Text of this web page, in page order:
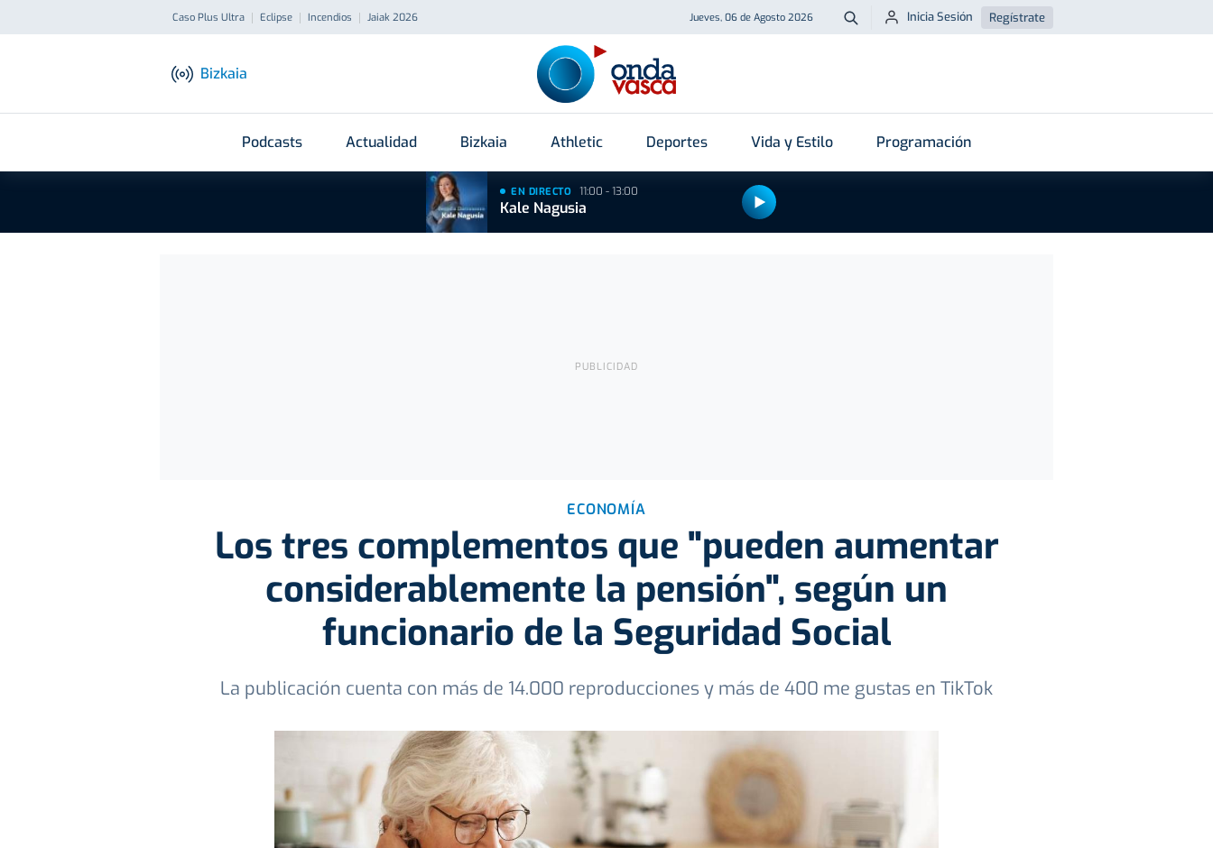
Caso Plus Ultra Eclipse Incendios Jaiak 2026 Jueves, 06 de Agosto 2026 Buscar
Inicia Sesión Regístrate
Bizkaia
Podcasts Actualidad Bizkaia Athletic Deportes Vida y Estilo Programación
EN DIRECTO 11:00 - 13:00
Kale Nagusia
ECONOMÍA
Los tres complementos que "pueden aumentar
considerablemente la pensión", según un
funcionario de la Seguridad Social
La publicación cuenta con más de 14.000 reproducciones y más de 400 me gustas en TikTok